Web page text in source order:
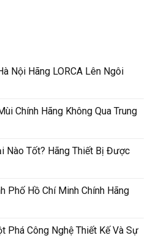
Nội Hãng LORCA Lên Ngôi
Chính Hãng Không Qua Trung
Nào Tốt? Hãng Thiết Bị Được
Phố Hồ Chí Minh Chính Hãng
Phá Công Nghệ Thiết Kế Và Sự